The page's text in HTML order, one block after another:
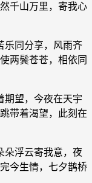
千山万里，寄我心
乐同分享，风雨齐
两鬓苍苍，相依同
期望，今夜在天宇
带着渴望，此刻在
朵浮云寄我意，夜
今生情，七夕鹊桥